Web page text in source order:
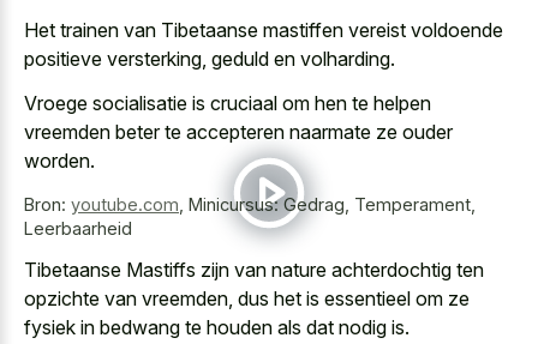
Het trainen van Tibetaanse mastiffen vereist voldoende
positieve versterking, geduld en volharding.
Vroege socialisatie is cruciaal om hen te helpen
vreemden beter te accepteren naarmate ze ouder
worden.
Bron: youtube.com Minicursus: Gedrag, Temperament,
Leerbaarheid
Tibetaanse Mastiffs zijn van nature achterdochtig ten
opzichte van vreemden, dus het is essentieel om ze
fysiek in bedwang te houden als dat nodig is.